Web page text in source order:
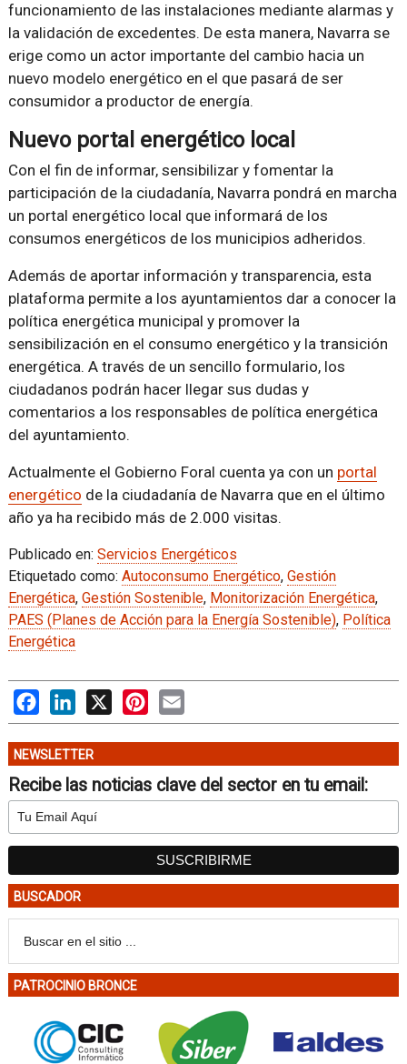
funcionamiento de las instalaciones mediante alarmas y
la validación de excedentes. De esta manera, Navarra se
erige como un actor importante del cambio hacia un
nuevo modelo energético en el que pasará de ser
consumidor a productor de energía.
Nuevo portal energético local
Con el fin de informar, sensibilizar y fomentar la
participación de la ciudadanía, Navarra pondrá en marcha
un portal energético local que informará de los
consumos energéticos de los municipios adheridos.
Además de aportar información y transparencia, esta
plataforma permite a los ayuntamientos dar a conocer la
política energética municipal y promover la
sensibilización en el consumo energético y la transición
energética. A través de un sencillo formulario, los
ciudadanos podrán hacer llegar sus dudas y
comentarios a los responsables de política energética
del ayuntamiento.
Actualmente el Gobierno Foral cuenta ya con un portal
energético de la ciudadanía de Navarra que en el último
año ya ha recibido más de 2.000 visitas.
Publicado en: Servicios Energéticos
Etiquetado como: Autoconsumo Energético, Gestión
Energética, Gestión Sostenible, Monitorización Energética,
PAES (Planes de Acción para la Energía Sostenible), Política
Energética
FacebookLinkedIn
X PinterestEmail
NEWSLETTER
Recibe las noticias clave del sector en tu email:
BUSCADOR
PATROCINIO BRONCE